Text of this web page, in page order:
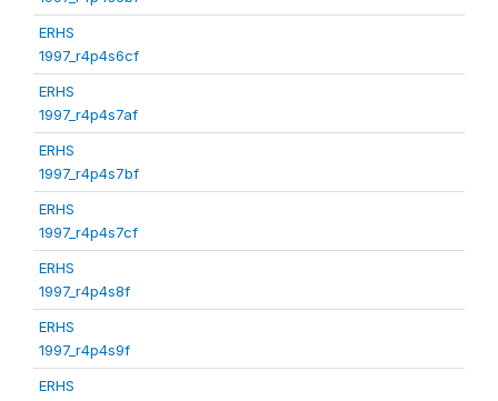
ERHS
1997_r4p4s6cf
ERHS
1997_r4p4s7af
ERHS
1997_r4p4s7bf
ERHS
1997_r4p4s7cf
ERHS
1997_r4p4s8f
ERHS
1997_r4p4s9f
ERHS